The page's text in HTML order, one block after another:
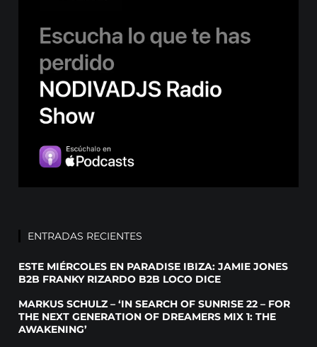
ENTRADAS RECIENTES
ESTE MIÉRCOLES EN PARADISE IBIZA: JAMIE JONES
B2B FRANKY RIZARDO B2B LOCO DICE
MARKUS SCHULZ – ‘IN SEARCH OF SUNRISE 22 – FOR
THE NEXT GENERATION OF DREAMERS MIX 1: THE
AWAKENING’